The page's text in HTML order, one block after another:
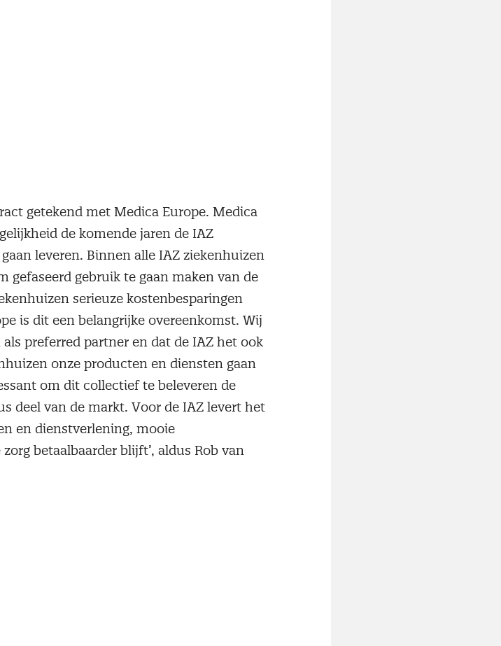
getekend met Medica Europe. Medica
de komende jaren de IAZ
leveren. Binnen alle IAZ ziekenhuizen
gebruik te gaan maken van de
serieuze kostenbesparingen
is dit een belangrijke overeenkomst. Wij
preferred partner en dat de IAZ het ook
onze producten en diensten gaan
om dit collectief te beleveren de
deel van de markt. Voor de IAZ levert het
en dienstverlening, mooie
betaalbaarder blijft’, aldus Rob van